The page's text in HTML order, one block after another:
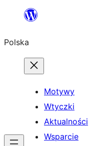
Przejdź
treści
Polska
Motywy
Wtyczki
Aktualności
Wsparcie